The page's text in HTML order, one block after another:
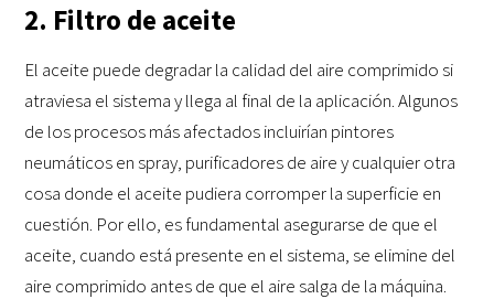
2. Filtro de aceite
El aceite puede degradar la calidad del aire comprimido si
atraviesa el sistema y llega al final de la aplicación. Algunos
de los procesos más afectados incluirían pintores
neumáticos en spray, purificadores de aire y cualquier otra
cosa donde el aceite pudiera corromper la superficie en
cuestión. Por ello, es fundamental asegurarse de que el
aceite, cuando está presente en el sistema, se elimine del
aire comprimido antes de que el aire salga de la máquina.